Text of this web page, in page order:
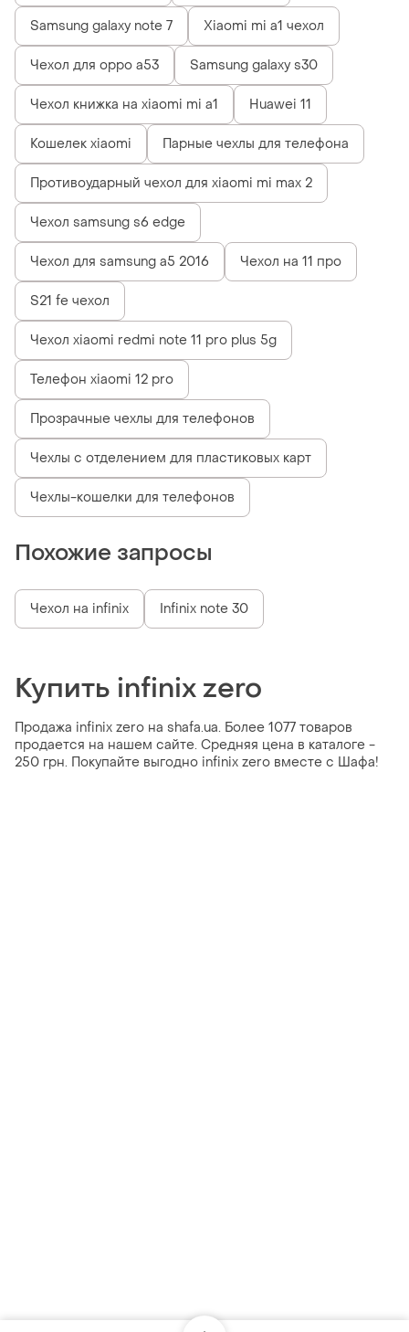
Samsung galaxy note 7 Xiaomi mi a1 чехол
Чехол для oppo a53 Samsung galaxy s30
Чехол книжка на xiaomi mi a1 Huawei 11
Кошелек xiaomi Парные чехлы для телефона
Противоударный чехол для xiaomi mi max 2
Чехол samsung s6 edge
Чехол для samsung a5 2016 Чехол на 11 про
S21 fe чехол
Чехол xiaomi redmi note 11 pro plus 5g
Телефон xiaomi 12 pro
Прозрачные чехлы для телефонов
Чехлы с отделением для пластиковых карт
Чехлы-кошелки для телефонов
Похожие запросы
Чехол на infinix Infinix note 30
Купить infinix zero
Продажа infinix zero на shafa.ua. Более 1077 товаров
продается на нашем сайте. Средняя цена в каталоге -
250 грн. Покупайте выгодно infinix zero вместе с Шафа!